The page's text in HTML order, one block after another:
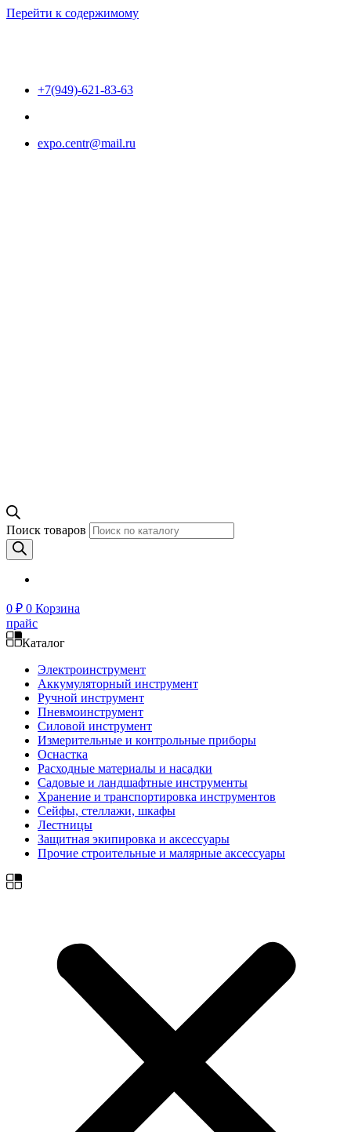
Перейти к содержимому
+7(949)-621-83-63
expo.centr@mail.ru
Поиск товаров
0 ₽ 0 Корзина
прайс
Каталог
Электроинструмент
Аккумуляторный инструмент
Ручной инструмент
Пневмоинструмент
Силовой инструмент
Измерительные и контрольные приборы
Оснастка
Расходные материалы и насадки
Садовые и ландшафтные инструменты
Хранение и транспортировка инструментов
Сейфы, стеллажи, шкафы
Лестницы
Защитная экипировка и аксессуары
Прочие строительные и малярные аксессуары